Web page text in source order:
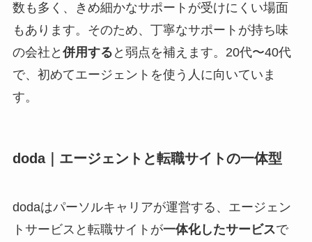
数も多く、きめ細かなサポートが受けにくい場面
もあります。そのため、丁寧なサポートが持ち味
の会社と 併用する と弱点を補えます。20代〜40代
で、初めてエージェントを使う人に向いていま
す。
doda｜エージェントと転職サイトの一体型
dodaはパーソルキャリアが運営する、エージェン
トサービスと転職サイトが一体化したサービスで